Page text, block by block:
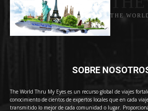
THE
SOBRE
The World Thru My Eyes es un recurso global de viajes
conocimiento de cientos de expertos locales que en cada
transmitido lo mejor de cada comunidad o lugar.